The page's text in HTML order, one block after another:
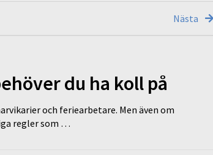
Nästa
du ha koll på
och feriearbetare. Men även om
regler som …